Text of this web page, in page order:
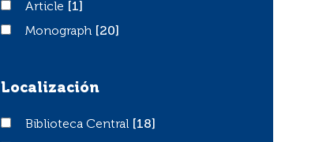
ArticleArticle
[1]
Monograph
Monograph [20]
Localización
Biblioteca Central
Biblioteca Central
[18]